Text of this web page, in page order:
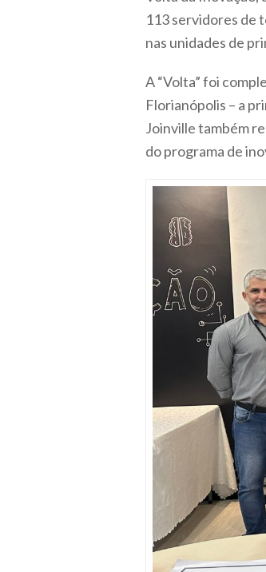
113 servidores de
nas unidades de
A “Volta” foi
Florianópolis – a
Joinville também
do programa de